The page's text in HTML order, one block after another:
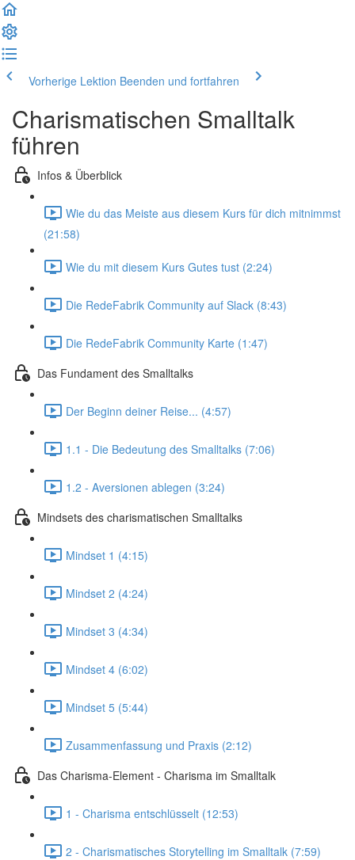
Vorherige Lektion Beenden und fortfahren
Charismatischen Smalltalk
führen
Infos & Überblick
Wie du das Meiste aus diesem Kurs für dich mitnimmst
(21:58)
Wie du mit diesem Kurs Gutes tust (2:24)
Die RedeFabrik Community auf Slack (8:43)
Die RedeFabrik Community Karte (1:47)
Das Fundament des Smalltalks
Der Beginn deiner Reise... (4:57)
1.1 - Die Bedeutung des Smalltalks (7:06)
1.2 - Aversionen ablegen (3:24)
Mindsets des charismatischen Smalltalks
Mindset 1 (4:15)
Mindset 2 (4:24)
Mindset 3 (4:34)
Mindset 4 (6:02)
Mindset 5 (5:44)
Zusammenfassung und Praxis (2:12)
Das Charisma-Element - Charisma im Smalltalk
1 - Charisma entschlüsselt (12:53)
2 - Charismatisches Storytelling im Smalltalk (7:59)